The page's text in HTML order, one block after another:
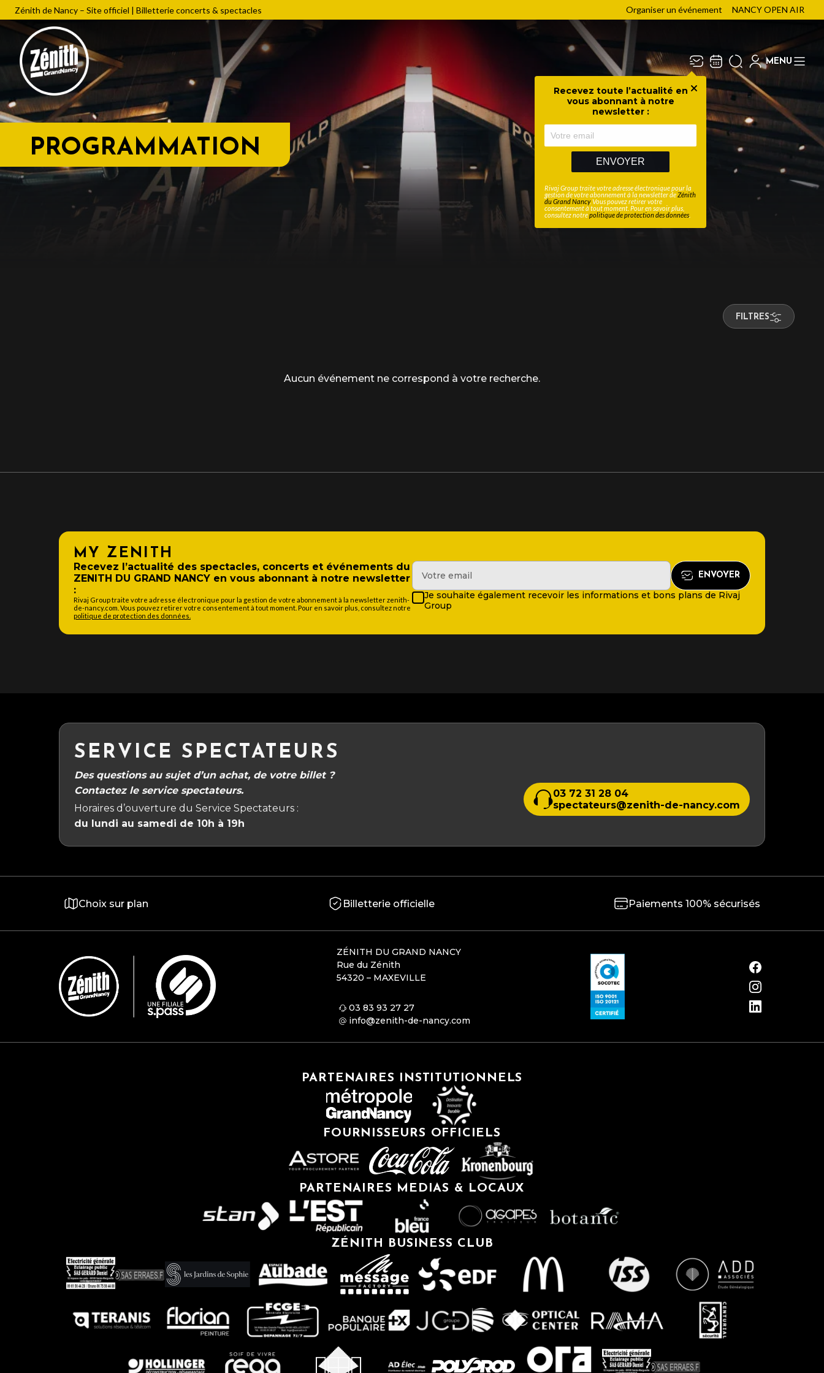
Zénith de Nancy – Site officiel | Billetterie concerts & spectacles Organiser un événement NANCY OPEN AIR
Fermer
Recevez toute l’actualité en
vous abonnant à notre
newsletter :
ENVOYER
Rivaj Group traite votre adresse électronique pour la
gestion de votre abonnement à la newsletter de Zénith
du Grand Nancy. Vous pouvez retirer votre
consentement à tout moment. Pour en savoir plus,
consultez notrepolitique de protection des données
MENU
PROGRAMMATION
FILTRES
Aucun événement ne correspond à votre recherche.
MY ZENITH
Recevez l’actualité des spectacles, concerts et événements du
ZENITH DU GRAND NANCY en vous abonnant à notre newsletter
:
Rivaj Group traite votre adresse électronique pour la gestion de votre abonnement à la newsletter zenith-
de-nancy.com. Vous pouvez retirer votre consentement à tout moment. Pour en savoir plus, consultez notre
politique de protection des données.
Je souhaite également recevoir les informations et bons plans de Rivaj
Group
SERVICE SPECTATEURS
Des questions au sujet d’un achat, de votre billet ?
Contactez le service spectateurs.
Horaires d’ouverture du Service Spectateurs :
du lundi au samedi de 10h à 19h
03 72 31 28 04
spectateurs@zenith-de-nancy.com
Choix sur plan Billetterie officielle Paiements 100% sécurisés
ZÉNITH DU GRAND NANCY
Rue du Zénith
54320 – MAXEVILLE
03 83 93 27 27
info@zenith-de-nancy.com
PARTENAIRES INSTITUTIONNELS
FOURNISSEURS OFFICIELS
PARTENAIRES MEDIAS & LOCAUX
ZÉNITH BUSINESS CLUB